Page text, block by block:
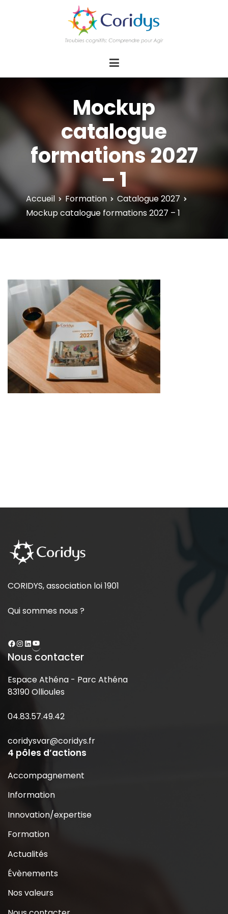
d'actions Information Accompagnement
Innovation/E­xpertise Formations autour des
Mockup
catalogue
formations 2027
– 1
Accueil Formation
Catalogue 2027
Mockup catalogue formations 2027 – 1
CORIDYS, association loi 1901
Qui sommes nous ?
Nous contacter
Espace Athéna - Parc Athéna
83190 Ollioules
04.83.57.49.42
coridysvar@coridys.fr
4 pôles d’actions
Accompagnement
Information
Innovation/expertise
Formation
Actualités
Évènements
Nos valeurs